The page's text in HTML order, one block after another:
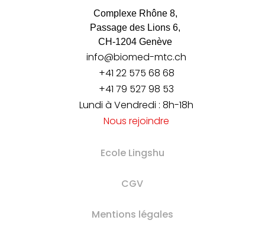
Complexe Rhône 8,
Passage des Lions 6,
CH-1204 Genève
info@biomed-mtc.ch
+41 22 575 68 68
+41 79 527 98 53
Lundi à Vendredi : 8h-18h
Nous rejoindre
Ecole Lingshu
CGV
Mentions légales